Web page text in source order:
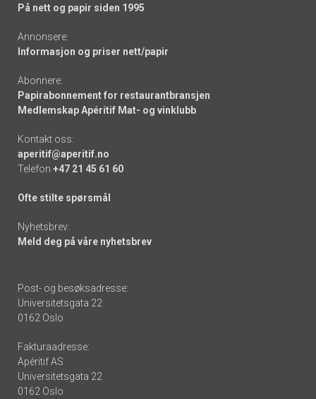
På nett og papir siden 1995
Annonsere:
Informasjon og priser nett/papir
Abonnere:
Papirabonnement for restaurantbransjen
Medlemskap Apéritif Mat- og vinklubb
Kontakt oss:
aperitif@aperitif.no
Telefon +47 21 45 61 60
Ofte stilte spørsmål
Nyhetsbrev:
Meld deg på våre nyhetsbrev
Post- og besøksadresse:
Universitetsgata 22
0162 Oslo
Fakturaadresse:
Apéritif AS
Universitetsgata 22
0162 Oslo